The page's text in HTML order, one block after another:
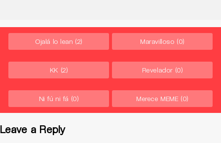
Ojalá lo lean (2) Maravilloso (0)
KK (2) Revelador (0)
Ni fú ni fá (0) Merece MEME (0)
Leave a Reply